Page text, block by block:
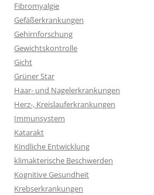
Fibromyalgie
Gefäßerkrankungen
Gehirnforschung
Gewichtskontrolle
Gicht
Grüner Star
Haar- und Nagelerkrankungen
Herz-, Kreislauferkrankungen
Immunsystem
Katarakt
Kindliche Entwicklung
klimakterische Beschwerden
Kognitive Gesundheit
Krebserkrankungen